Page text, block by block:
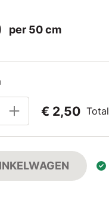
per 50 cm
€ 2,50